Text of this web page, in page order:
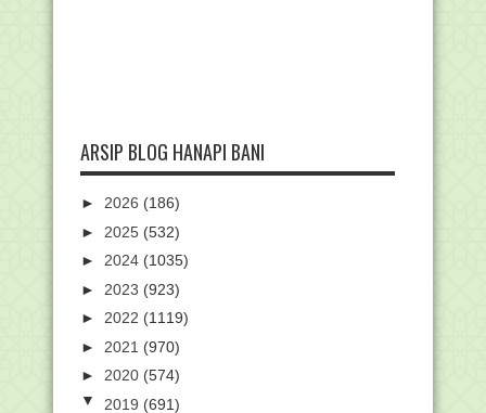
ARSIP BLOG HANAPI BANI
► 2026 (186)
► 2025 (532)
► 2024 (1035)
► 2023 (923)
► 2022 (1119)
► 2021 (970)
► 2020 (574)
▼ 2019 (691)